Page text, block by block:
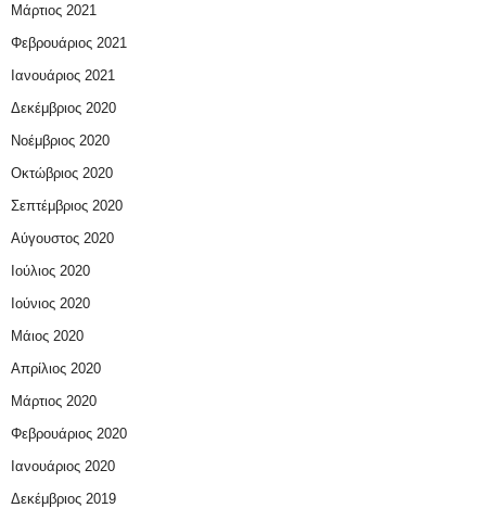
Μάρτιος 2021
Φεβρουάριος 2021
Ιανουάριος 2021
Δεκέμβριος 2020
Νοέμβριος 2020
Οκτώβριος 2020
Σεπτέμβριος 2020
Αύγουστος 2020
Ιούλιος 2020
Ιούνιος 2020
Μάιος 2020
Απρίλιος 2020
Μάρτιος 2020
Φεβρουάριος 2020
Ιανουάριος 2020
Δεκέμβριος 2019